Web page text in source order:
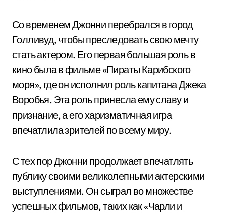
Со временем Джонни перебрался в город
Голливуд, чтобы преследовать свою мечту
стать актером. Его первая большая роль в
кино была в фильме «Пираты Карибского
моря», где он исполнил роль капитана Джека
Воробья. Эта роль принесла ему славу и
признание, а его харизматичная игра
впечатлила зрителей по всему миру.
С тех пор Джонни продолжает впечатлять
публику своими великолепными актерскими
выступлениями. Он сыграл во множестве
успешных фильмов, таких как «Чарли и